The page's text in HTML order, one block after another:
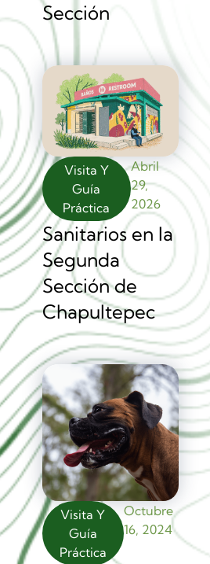
Sección
Visita Y
Guía
Práctica
Abril
29,
2026
Sanitarios en la
Segunda
Sección de
Chapultepec
Visita Y
Guía
Práctica
Octubre
16, 2024